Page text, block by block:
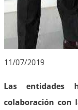
11/07/2019
Las entidades
colaboración con